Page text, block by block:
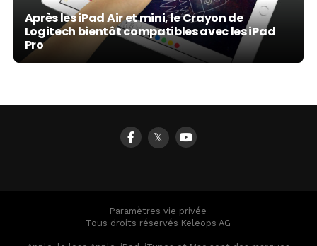
Après les iPad Air et mini, le Crayon de
Logitech bientôt compatibles avec les iPad
Pro
𝕏
Paramètres vie privée
Tous droits réservés Keleops AG